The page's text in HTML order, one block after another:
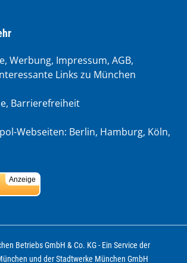
Werbung, Impressum, AGB,
Links zu München
, Barrierefreiheit
Webseiten: Berlin, Hamburg, Köln,
Anzeige
Betriebs GmbH & Co. KG - Ein Service der
und der Stadtwerke München GmbH